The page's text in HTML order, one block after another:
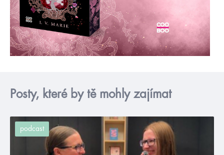
Posty, které by tě mohly zajímat
podcast